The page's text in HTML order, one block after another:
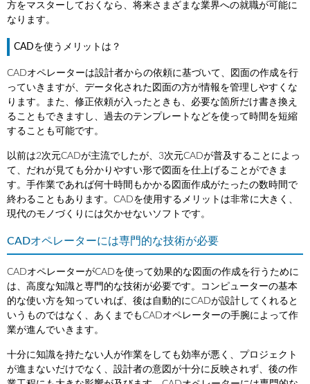
方をマスターしておくなら、将来さまざまな業界への就職が可能に
なります。
CADを使うメリットは？
CADオペレーターは設計者からの依頼に基づいて、図面の作成を行
っていきますが、データ化された図面の方が情報を管理しやすくな
ります。また、修正依頼が入ったときも、必要な箇所だけ書き換え
ることもできますし、過去のテンプレートなどを使って時間を短縮
することも可能です。
以前は2次元CADが主流でしたが、3次元CADが普及することによっ
て、だれが見ても分かりやすい形で図面を仕上げることができま
す。手作業であれば何十時間もかかる図面作成がたったの数時間で
終わることもあります。CADを使用するメリットは非常に大きく、
現代のモノづくりには欠かせないソフトです。
CADオペレーターには専門的な技術が必要
CADオペレーターがCADを使って効果的な図面の作成を行うために
は、高度な知識と専門的な技術が必要です。コンピューターの基本
的な使い方を知っていれば、後は自動的にCADが設計してくれると
いうものではなく、あくまでもCADオペレーターの手腕によって作
業が進んでいきます。
十分に知識を持たない人が作業をしても効率が悪く、プロジェクト
が進まないだけでなく、設計者の意図が十分に反映されず、後の作